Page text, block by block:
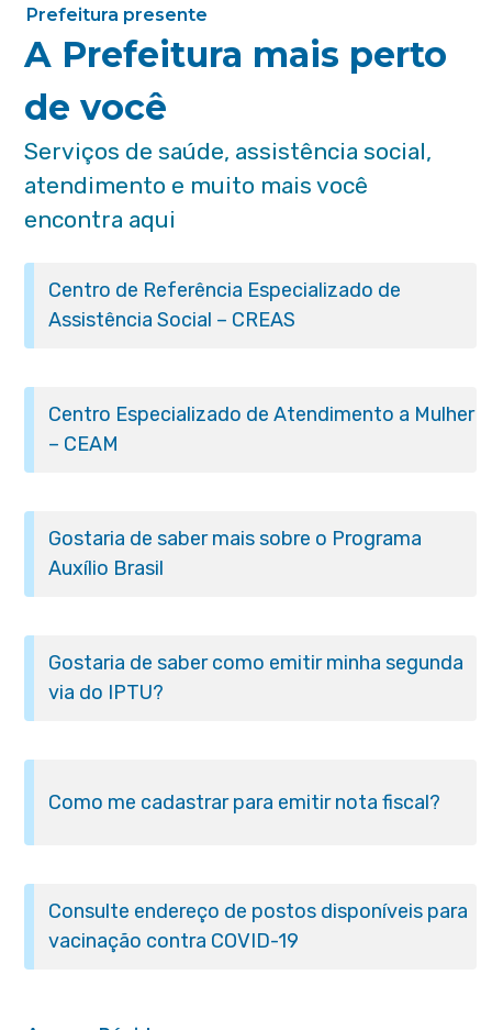
Prefeitura presente
A Prefeitura mais perto
de você
Serviços de saúde, assistência social,
atendimento e muito mais você
encontra aqui
Centro de Referência Especializado de
Assistência Social – CREAS
Centro Especializado de Atendimento a Mulher
– CEAM
Gostaria de saber mais sobre o Programa
Auxílio Brasil
Gostaria de saber como emitir minha segunda
via do IPTU?
Como me cadastrar para emitir nota fiscal?
Consulte endereço de postos disponíveis para
vacinação contra COVID-19